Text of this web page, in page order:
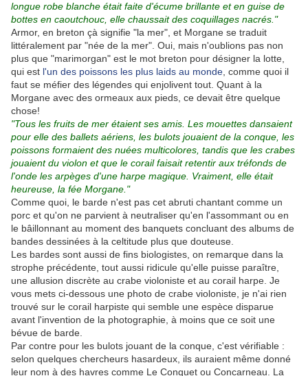
longue robe blanche était faite d'écume brillante et en guise de
bottes en caoutchouc, elle chaussait des coquillages nacrés."
Armor, en breton çà signifie "la mer", et Morgane se traduit
littéralement par "née de la mer". Oui, mais n'oublions pas non
plus que "marimorgan" est le mot breton pour désigner la lotte,
qui est l'un des poissons les plus laids au monde , comme quoi il
faut se méfier des légendes qui enjolivent tout. Quant à la
Morgane avec des ormeaux aux pieds, ce devait être quelque
chose!
"Tous les fruits de mer étaient ses amis. Les mouettes dansaient
pour elle des ballets aériens, les bulots jouaient de la conque, les
poissons formaient des nuées multicolores, tandis que les crabes
jouaient du violon et que le corail faisait retentir aux tréfonds de
l'onde les arpèges d'une harpe magique. Vraiment, elle était
heureuse, la fée Morgane."
Comme quoi, le barde n'est pas cet abruti chantant comme un
porc et qu'on ne parvient à neutraliser qu'en l'assommant ou en
le bâillonnant au moment des banquets concluant des albums de
bandes dessinées à la celtitude plus que douteuse.
Les bardes sont aussi de fins biologistes, on remarque dans la
strophe précédente, tout aussi ridicule qu'elle puisse paraître,
une allusion discrète au crabe violoniste et au corail harpe. Je
vous mets ci-dessous une photo de crabe violoniste, je n'ai rien
trouvé sur le corail harpiste qui semble une espèce disparue
avant l'invention de la photographie, à moins que ce soit une
bévue de barde.
Par contre pour les bulots jouant de la conque, c'est vérifiable :
selon quelques chercheurs hasardeux, ils auraient même donné
leur nom à des havres comme Le Conquet ou Concarneau. La